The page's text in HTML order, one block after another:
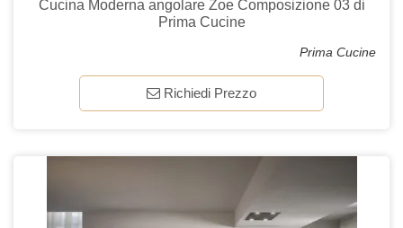
Cucina Moderna angolare Zoe Composizione 03 di
Prima Cucine
Prima Cucine
Richiedi Prezzo